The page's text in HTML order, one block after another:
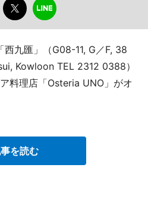
九匯」（G08-11, G／F, 38
Kowloon TEL 2312 0388）
料理店「Osteria UNO」がオ
を読む